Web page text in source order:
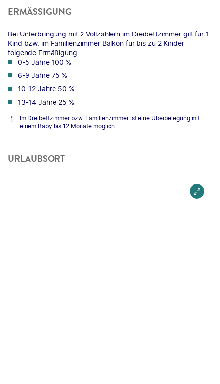
ERMÄSSIGUNG
Bei Unterbringung mit 2 Vollzahlern im Dreibettzimmer gilt für 1
Kind bzw. im Familienzimmer Balkon für bis zu 2 Kinder
folgende Ermäßigung:
0-5 Jahre 100 %
6-9 Jahre 75 %
10-12 Jahre 50 %
13-14 Jahre 25 %
Im Dreibettzimmer bzw. Familienzimmer ist eine Überbelegung mit
einem Baby bis 12 Monate möglich.
URLAUBSORT